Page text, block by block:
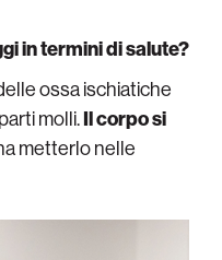
in termini di salute?
ossa ischiatiche
molli.Il corpo si
metterlo nelle